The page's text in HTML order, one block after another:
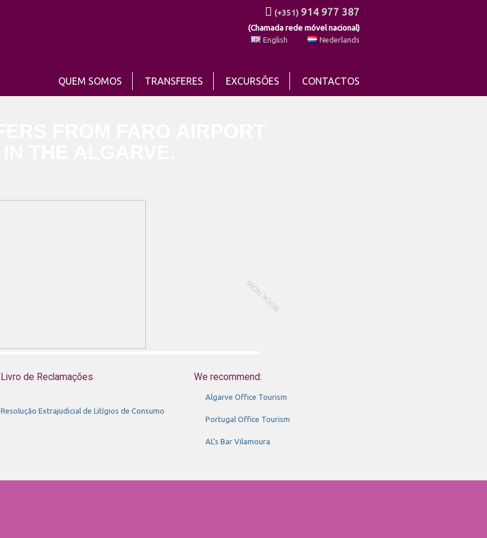
(+351) 914 977 387
(Chamada rede móvel nacional)
English Nederlands
QUEM SOMOS TRANSFERES EXCURSÕES CONTACTOS
BOOK NOW
Livro de Reclamações
Resolução Extrajudicial de Litígios de Consumo
We recommend:
Algarve Office Tourism
Portugal Office Tourism
AL’s Bar Vilamoura